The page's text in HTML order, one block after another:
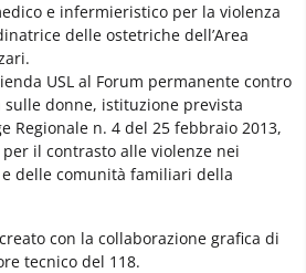
e infermieristico per la violenza
delle ostetriche dell’Area
USL al Forum permanente contro
sulle donne, istituzione prevista
Regionale n. 4 del 25 febbraio 2013,
il contrasto alle violenze nei
delle comunità familiari della
con la collaborazione grafica di
tecnico del 118.